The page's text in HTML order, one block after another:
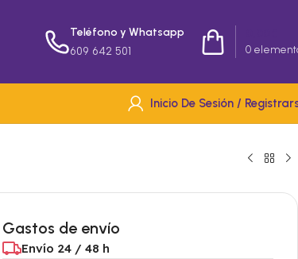
Teléfono y Whatsapp
609 642 501 0
Inicio De Sesión /
Gastos de envío
Envío 24 / 48 h